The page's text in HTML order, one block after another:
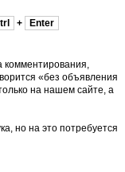
+ Enter
комментирования,
«без объявления
на нашем сайте, а
но на это потребуется